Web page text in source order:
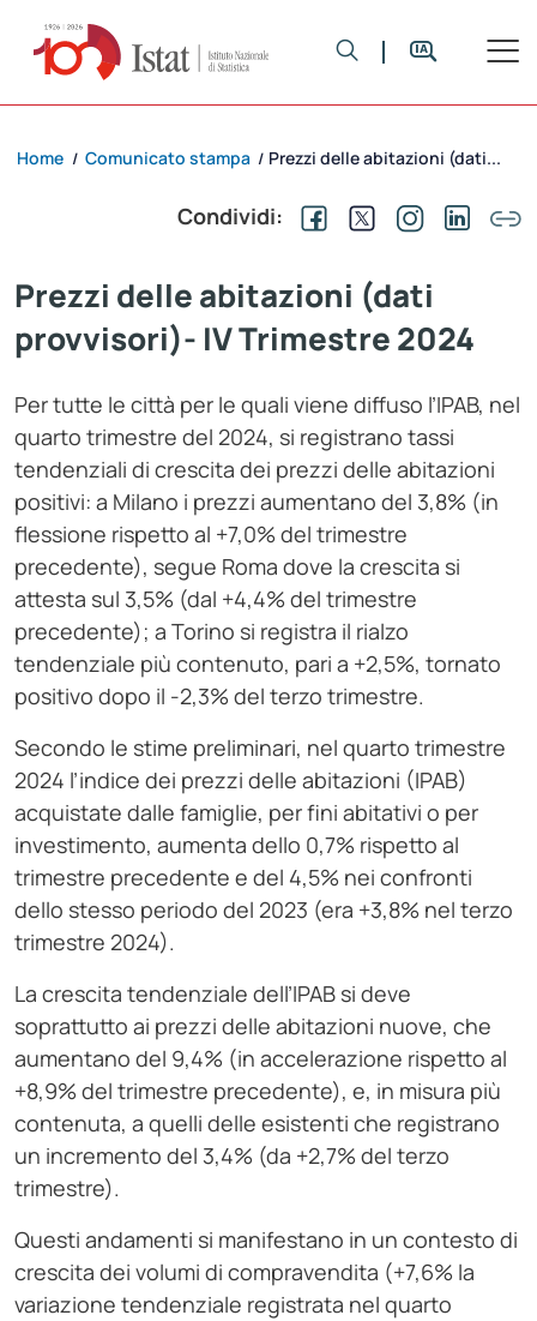
Home / Comunicato stampa / Prezzi delle abitazioni (dati...
Condividi:
Prezzi delle abitazioni (dati
provvisori)- IV Trimestre 2024
Per tutte le città per le quali viene diffuso l’IPAB, nel
quarto trimestre del 2024, si registrano tassi
tendenziali di crescita dei prezzi delle abitazioni
positivi: a Milano i prezzi aumentano del 3,8% (in
flessione rispetto al +7,0% del trimestre
precedente), segue Roma dove la crescita si
attesta sul 3,5% (dal +4,4% del trimestre
precedente); a Torino si registra il rialzo
tendenziale più contenuto, pari a +2,5%, tornato
positivo dopo il -2,3% del terzo trimestre.
Secondo le stime preliminari, nel quarto trimestre
2024 l’indice dei prezzi delle abitazioni (IPAB)
acquistate dalle famiglie, per fini abitativi o per
investimento, aumenta dello 0,7% rispetto al
trimestre precedente e del 4,5% nei confronti
dello stesso periodo del 2023 (era +3,8% nel terzo
trimestre 2024).
La crescita tendenziale dell’IPAB si deve
soprattutto ai prezzi delle abitazioni nuove, che
aumentano del 9,4% (in accelerazione rispetto al
+8,9% del trimestre precedente), e, in misura più
contenuta, a quelli delle esistenti che registrano
un incremento del 3,4% (da +2,7% del terzo
trimestre).
Questi andamenti si manifestano in un contesto di
crescita dei volumi di compravendita (+7,6% la
variazione tendenziale registrata nel quarto